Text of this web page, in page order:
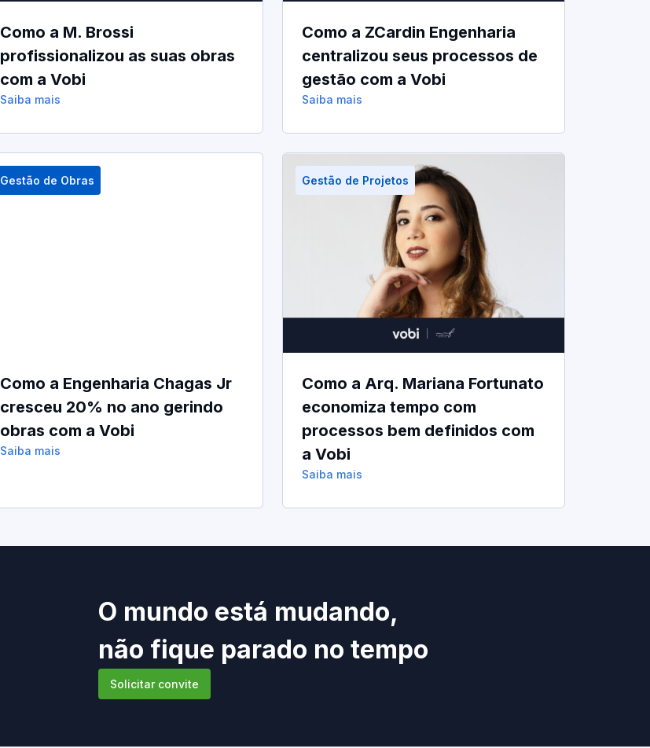
Como a M. Brossi
profissionalizou as suas obras
com a Vobi
Saiba mais
Como a ZCardin Engenharia
centralizou seus processos de
gestão com a Vobi
Saiba mais
Gestão de Obras
Como a Engenharia Chagas Jr
cresceu 20% no ano gerindo
obras com a Vobi
Saiba mais
Gestão de Projetos
Como a Arq. Mariana Fortunato
economiza tempo com
processos bem definidos com
a Vobi
Saiba mais
O mundo está mudando,
não fique parado no tempo
Solicitar convite